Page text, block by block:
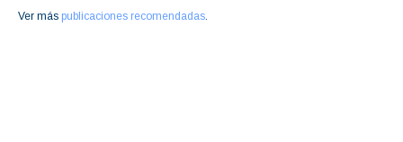
Ver más publicaciones recomendadas.